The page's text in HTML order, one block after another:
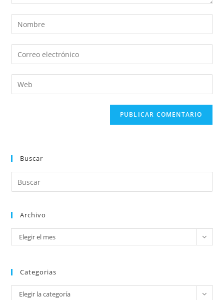
Buscar
Archivo
Elegir el mes
Categorias
Elegir la categoría